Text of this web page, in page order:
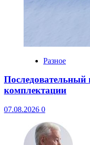
Разное
комплектации
07.08.2026 0